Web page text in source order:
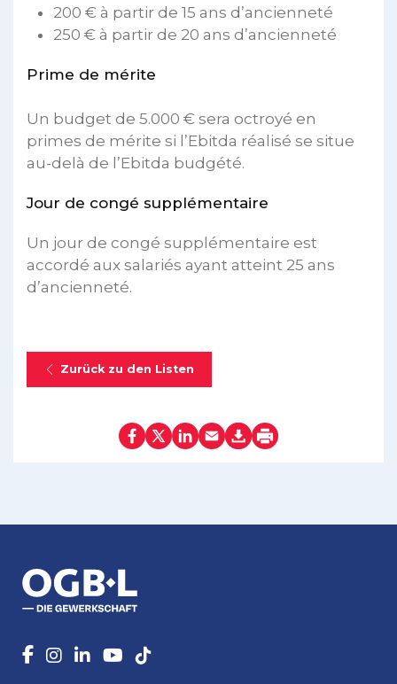
200 € à partir de 15 ans d’ancienneté
250 € à partir de 20 ans d’ancienneté
Prime de mérite
Un budget de 5.000 € sera octroyé en
primes de mérite si l’Ebitda réalisé se situe
au-delà de l’Ebitda budgété.
Jour de congé supplémentaire
Un jour de congé supplémentaire est
accordé aux salariés ayant atteint 25 ans
d’ancienneté.
Zurück zu den Listen